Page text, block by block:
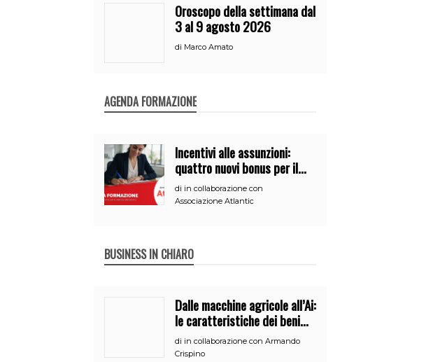
Oroscopo della settimana dal
3 al 9 agosto 2026
di Marco Amato
AGENDA FORMAZIONE
Incentivi alle assunzioni:
quattro nuovi bonus per il
2026
di in collaborazione con
Associazione Atlantic
BUSINESS IN CHIARO
Dalle macchine agricole all’Ai:
le caratteristiche dei beni
per accedere
all’iperammortamento
di in collaborazione con Armando
Crispino